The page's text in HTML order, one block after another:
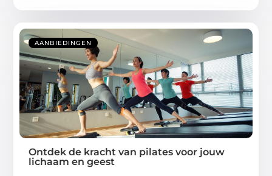
AANBIEDINGEN
Ontdek de kracht van pilates voor jouw
lichaam en geest